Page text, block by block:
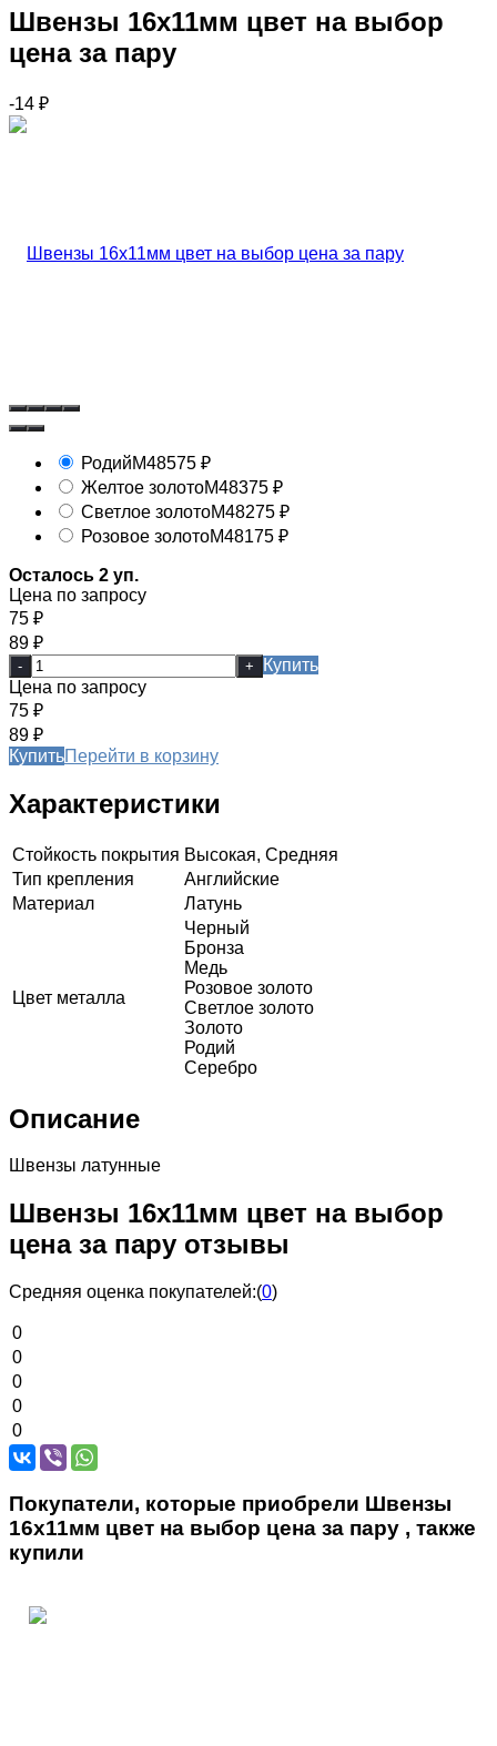
Швензы 16х11мм цвет на выбор
цена за пару
-14 ₽
РодийМ48575 ₽
Желтое золотоМ48375 ₽
Светлое золотоМ48275 ₽
Розовое золотоМ48175 ₽
Осталось 2 уп.
Цена по запросу
75 ₽
89 ₽
- +
Купить
Цена по запросу
75 ₽
89 ₽
КупитьПерейти в корзину
Характеристики
Стойкость покрытия Высокая, Средняя
Тип крепления
Английские
Материал
Латунь
Цвет металла
Черный
Бронза
Медь
Розовое золото
Светлое золото
Золото
Родий
Серебро
Описание
Швензы латунные
Швензы 16х11мм цвет на выбор
цена за пару отзывы
Средняя оценка покупателей:(0)
0
0
0
0
0
Покупатели, которые приобрели Швензы
16х11мм цвет на выбор цена за пару , также
купили